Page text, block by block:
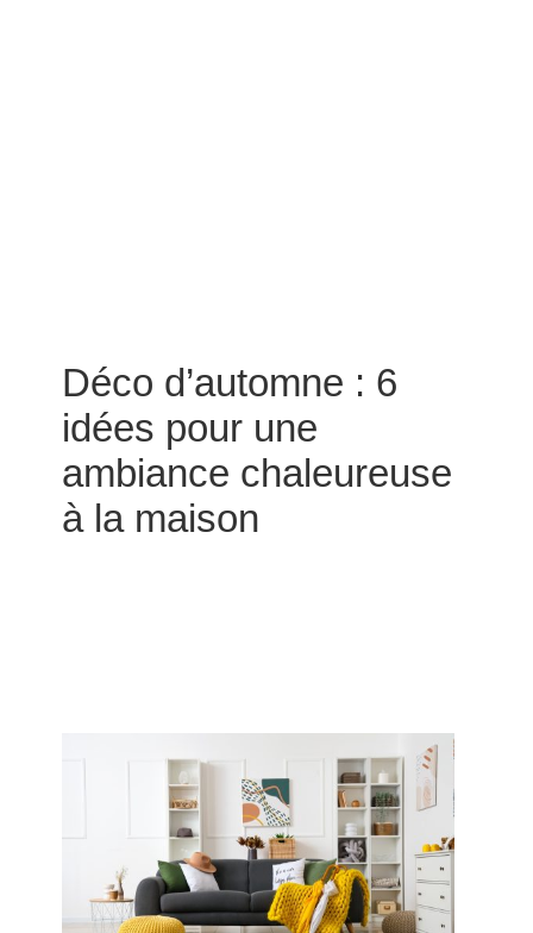
Déco d’automne : 6
idées pour une
ambiance chaleureuse
à la maison